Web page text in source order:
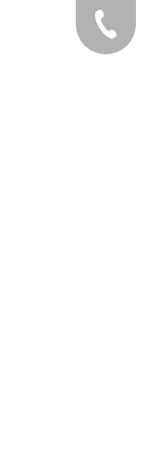
+86-
+86-